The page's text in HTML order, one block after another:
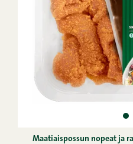
Maatiaispossun nopeat ja